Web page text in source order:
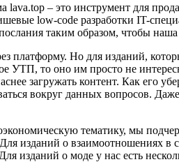
– это инструмент для
low-code разработки IT-
таким образом, чтобы
платформу. Но для изданий,
УТП, то оно им просто не
загружать контент. Как его
вокруг данных вопросов.
тематику, мы
изданий о взаимоотношениях
о моде у нас есть